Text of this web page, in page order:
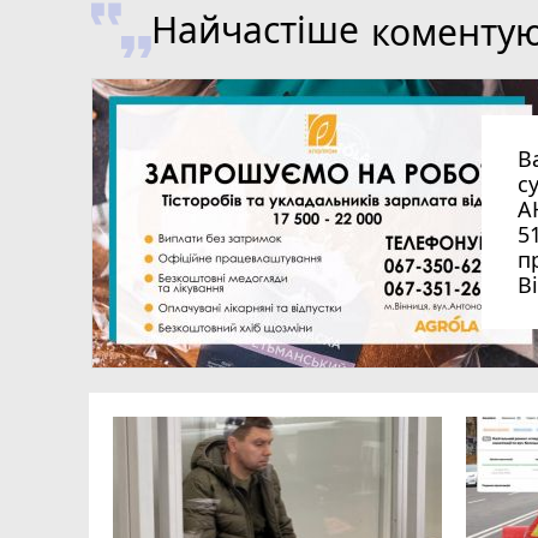
Найчастіше